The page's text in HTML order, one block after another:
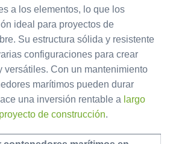
a los elementos, lo que los
ideal para proyectos de
Su estructura sólida y resistente
configuraciones para crear
versátiles. Con un mantenimiento
marítimos pueden durar
una inversión rentable a largo
de construcción.